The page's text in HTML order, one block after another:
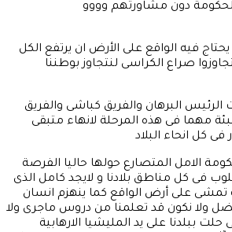
دون مشاورتهم وووو
فيه الواقع على الأرض ان يرتفع الكل
صراع الكراسى لنتجاوز بوطننا
الرئيس البرهان والفريق كباشى والفريق
مهما فى هذه المرحلة لانهاء متبقى
كل انحاء البلاد
الامل المتصارع حولها حاليا الفرصة
فى كل مناطق بلادنا و لايجد كامل الذى
تمشى على أرض الواقع كما ينهزم انسان
ولا نكون قد تعلمنا من دروس ماجرى ولا
ببلدنا على يد المليشيا الارهابية